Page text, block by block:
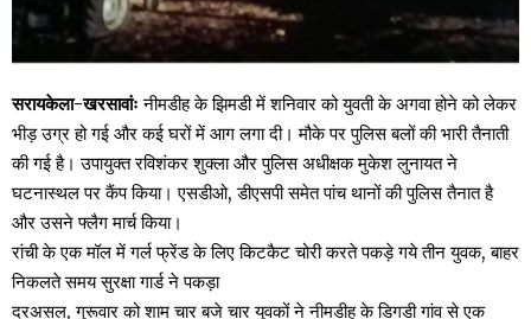
सरायकेला-खरसावांः नीमडीह के झिमडी में शनिवार को युवती के अगवा होने को लेकर
भीड़ उग्र हो गई और कई घरों में आग लगा दी। मौके पर पुलिस बलों की भारी तैनाती
की गई है। उपायुक्त रविशंकर शुक्ला और पुलिस अधीक्षक मुकेश लुनायत ने
घटनास्थल पर कैंप किया। एसडीओ, डीएसपी समेत पांच थानों की पुलिस तैनात है
और उसने फ्लैग मार्च किया।
रांची के एक मॉल में गर्ल फ्रेंड के लिए किटकैट चोरी करते पकड़े गये तीन युवक, बाहर
निकलते समय सुरक्षा गार्ड ने पकड़ा
दरअसल, गुरूवार को शाम चार बजे चार युवकों ने नीमडीह के डिगडी गांव से एक